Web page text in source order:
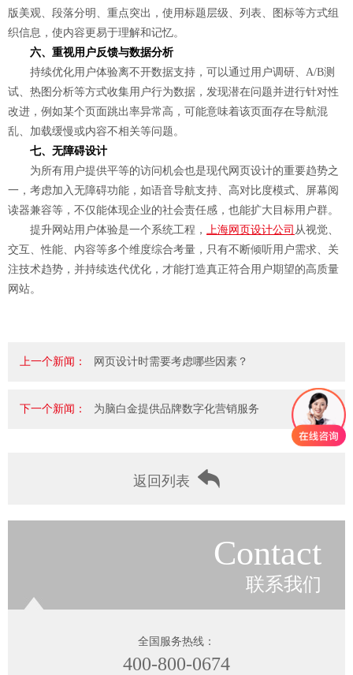
版美观、段落分明、重点突出，使用标题层级、列表、图标等方式组
织信息，使内容更易于理解和记忆。
六、重视用户反馈与数据分析
持续优化用户体验离不开数据支持，可以通过用户调研、A/B测
试、热图分析等方式收集用户行为数据，发现潜在问题并进行针对性
改进，例如某个页面跳出率异常高，可能意味着该页面存在导航混
乱、加载缓慢或内容不相关等问题。
七、无障碍设计
为所有用户提供平等的访问机会也是现代网页设计的重要趋势之
一，考虑加入无障碍功能，如语音导航支持、高对比度模式、屏幕阅
读器兼容等，不仅能体现企业的社会责任感，也能扩大目标用户群。
提升网站用户体验是一个系统工程，
上海网页设计公司 从视觉、
交互、性能、内容等多个维度综合考量，只有不断倾听用户需求、关
注技术趋势，并持续迭代优化，才能打造真正符合用户期望的高质量
网站。
上一个新闻： 网页设计时需要考虑哪些因素？
下一个新闻： 为脑白金提供品牌数字化营销服务
返回列表
Contact
联系我们
全国服务热线：
400-800-0674